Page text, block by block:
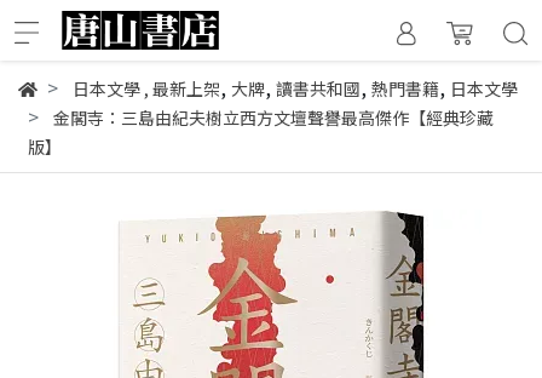
日本文學, 最新上架, 大牌, 讀書共和國, 熱門書籍, 日本文學
金閣寺：三島由紀夫樹立西方文壇聲譽最高傑作【經典珍藏
版】